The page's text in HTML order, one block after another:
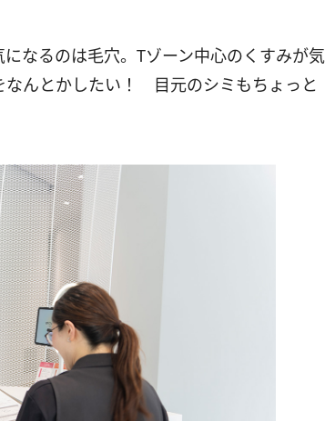
になるのは毛穴。Tゾーン中心のくすみが気
なんとかしたい！ 目元のシミもちょっと